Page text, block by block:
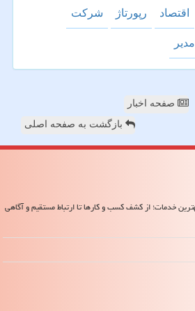
اقتصاد رپورتاژ شركت
مدیر
صفحه اخبار
بازگشت به صفحه اصلی
خدمات؛ از کشف کسب و کارها تا ارتباط مستقیم و آگاهی